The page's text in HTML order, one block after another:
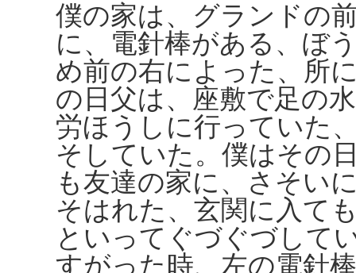
僕の家は、グランドの
に、電針棒がある、ぼ
め前の右によった、所
の日父は、座敷で足の
労ほうしに行っていた
そしていた。僕はその
も友達の家に、さそい
そはれた、玄関に入て
といってぐづぐづして
すがった時、左の電針